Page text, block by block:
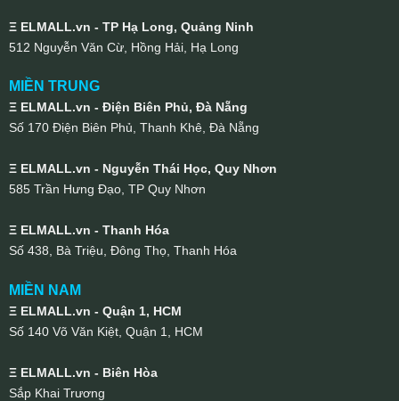
Ξ ELMALL.vn - TP Hạ Long, Quảng Ninh
512 Nguyễn Văn Cừ, Hồng Hải, Hạ Long
MIỀN TRUNG
Ξ ELMALL.vn - Điện Biên Phủ, Đà Nẵng
Số 170 Điện Biên Phủ, Thanh Khê, Đà Nẵng
Ξ ELMALL.vn - Nguyễn Thái Học, Quy Nhơn
585 Trần Hưng Đạo, TP Quy Nhơn
Ξ ELMALL.vn - Thanh Hóa
Số 438, Bà Triệu, Đông Thọ, Thanh Hóa
MIỀN NAM
Ξ ELMALL.vn - Quận 1, HCM
Số 140 Võ Văn Kiệt, Quận 1, HCM
Ξ ELMALL.vn - Biên Hòa
Sắp Khai Trương